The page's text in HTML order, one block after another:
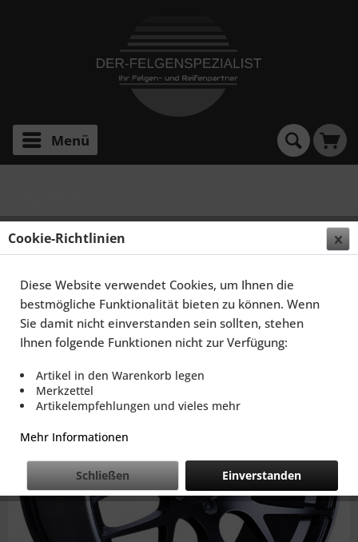
Menü
SCHMIDT FELGEN 20 ZOLL GAMBIT FÜR BMW X3
F25, SATINBLACK HORNPOLIERT
Cookie-Richtlinien
Diese Website verwendet Cookies, um Ihnen die
bestmögliche Funktionalität bieten zu können. Wenn
Sie damit nicht einverstanden sein sollten, stehen
Ihnen folgende Funktionen nicht zur Verfügung:
Artikel in den Warenkorb legen
Merkzettel
Artikelempfehlungen und vieles mehr
Mehr Informationen
Einverstanden
Schließen